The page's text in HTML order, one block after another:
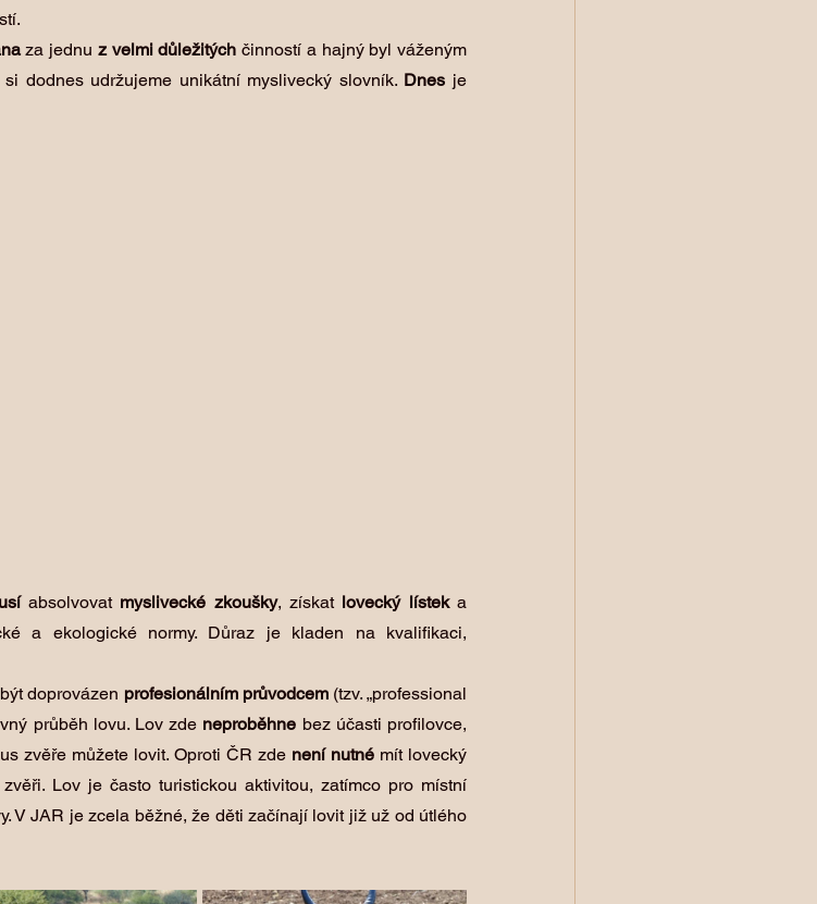
za jednu z velmi důležitých činností a hajný byl váženým
dodnes udržujeme unikátní myslivecký slovník. Dnes je
absolvovat myslivecké zkoušky, získat lovecký lístek
a ekologické normy. Důraz je kladen na kvalifikaci,
být doprovázen profesionálním průvodcem (tzv. „professional
průběh lovu. Lov zde neproběhne bez účasti profilovce,
zvěře můžete lovit. Oproti ČR zde není nutné mít lovecký
Lov je často turistickou aktivitou, zatímco pro místní
V JAR je zcela běžné, že děti začínají lovit již už od útlého